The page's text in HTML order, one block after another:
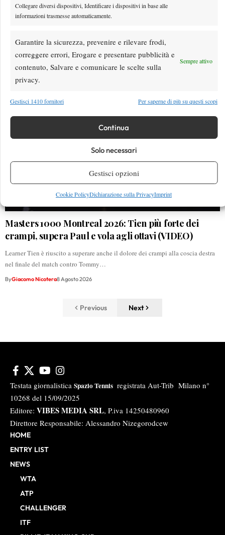
Collegare diversi dispositivi, Identificare i dispositivi in base alle
informazioni trasmesse automaticamente.
Garantire la sicurezza, prevenire e rilevare frodi,
correggere errori, Erogare e presentare pubblicità e
contenuto, Salvare e comunicare le scelte sulla
privacy.
Sempre attivo
Gestisci 1410 fornitori Per saperne di più su questi scopi
Continua
Solo necessari
Gestisci opzioni
Cookie PolicyDichiarazione sulla PrivacyImprint
Nadal si stringe a Messi: il messaggio del campione
La scomparsa di Jorge Messi ha scosso profondamente Lionel Messi e il mondo
Matteo Cubadda
Masters 1000 Montreal 2026: Tien più forte dei
crampi, supera Paul e vola agli ottavi (VIDEO)
Learner Tien è riuscito a superare anche il dolore dei crampi alla coscia destra
nel finale del match contro Tommy…
ByGiacomo Nicotera8 Agosto 2026
Previous Next
Testata giornalistica Spazio Tennis registrata Aut-Trib Milano n°
10268 del 15/09/2025
Editore: VIBES MEDIA SRL, P.iva 14250480960
Direttore Responsabile: Alessandro Nizegorodcew
HOME
ENTRY LIST
NEWS
WTA
ATP
CHALLENGER
ITF